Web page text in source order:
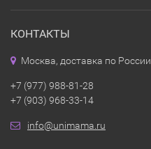
КОНТАКТЫ
Москва, доставка по России
+7 (977) 988-81-28
+7 (903) 968-33-14
info@unimama.ru